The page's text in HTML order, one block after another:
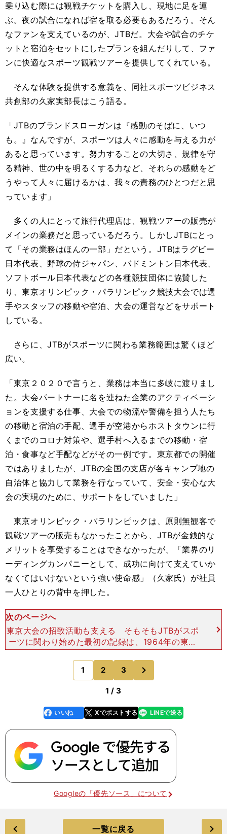
乗り込む際には観戦チケットを購入し、現地に足を運
ぶ。夜の試合になれば宿を取る必要もあるだろう。そん
なファンを支えているのが、JTBだ。大会や試合のチケ
ットと宿泊をセットにしたプランを組んだりして、ファ
ンに快適なスポーツ観戦ツアーを提供してくれている。
そんな体験を提供する意義を、同社スポーツビジネス
共創部の久家実部長はこう語る。
「JTBのブランドスローガンは『感動のそばに、いつ
も。』なんですが、スポーツは人々に感動を与える力が
あると思っています。努力することの大切さ、規律を守
る精神、世の中を明るくする力など、それらの感動をど
うやって人々に届けるかは、我々の責務のひとつだと思
っています」
多くの人にとって旅行代理店は、観戦ツアーの販売が
メインの業務だと思っているだろう。しかしJTBにとっ
て「その業務はほんの一部」だという。JTBはラグビー
日本代表、野球の侍ジャパン、バドミントン日本代表、
ソフトボール日本代表などの各種競技団体に協賛した
り、東京オリンピック・パラリンピック競技大会では選
手やスタッフの移動や宿泊、大会の運営などをサポート
している。
さらに、JTBがスポーツに関わる業務範囲は驚くほど
広い。
「東京２０２０で言うと、業務は本当に多岐に渡りまし
た。大会パートナーに名を連ねた企業のアクティベーシ
ョンを支援する仕事、大会での物流や警備を担う人たち
の移動と宿泊の手配、選手が空港からホストタウンに行
くまでのコロナ対策や、選手村へ入るまでの移動・宿
泊・食事など手配などがその一例です。東京都での開催
ではありましたが、JTBの全国の支店が各キャンプ地の
自治体と協力して業務を行なっていて、安全・安心な大
会の実現のために、サポートをしていました」
東京オリンピック・パラリンピックは、原則無観客で
観戦ツアーの販売もなかったことから、JTBが金銭的な
メリットを享受することはできなかったが、「業界のリ
ーディングカンパニーとして、成功に向けて支えていか
なくてはいけないという強い使命感」（久家氏）が社員
一人ひとりの背中を押した。
次のページへ
東京大会の招致活動も支える そもそもJTBがスポ
ーツに関わり始めた最初の記録は、1964年の東京
オリンピックまでさかのぼる。入場券80万枚の販
売代理店として活動し、２万人のスタッフを動員し
たという記
1 2 3
のページへ
1 / 3
faceboo
k
いいね Xでポストする
line LINEで送る
Googleの「優先ソース」について
一覧に戻る